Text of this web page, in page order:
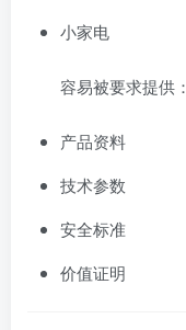
小家电
容易被要求提供：
产品资料
技术参数
安全标准
价值证明